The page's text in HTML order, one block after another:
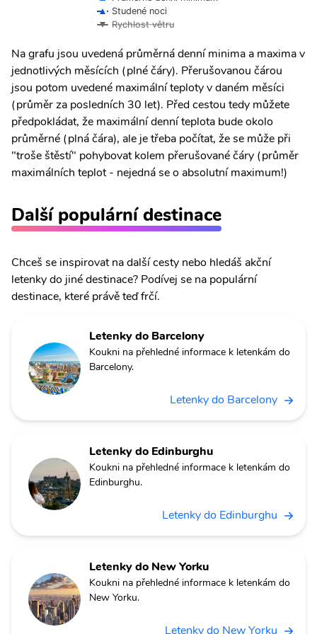
Studené noci
Rychlost větru
Na grafu jsou uvedená průměrná denní minima a maxima v
jednotlivých měsících (plné čáry). Přerušovanou čárou
jsou potom uvedené maximální teploty v daném měsíci
(průměr za posledních 30 let). Před cestou tedy můžete
předpokládat, že maximální denní teplota bude okolo
průměrné (plná čára), ale je třeba počítat, že se může při
"troše štěstí" pohybovat kolem přerušované čáry (průměr
maximálních teplot - nejedná se o absolutní maximum!)
Další populární destinace
Chceš se inspirovat na další cesty nebo hledáš akční
letenky do jiné destinace? Podívej se na populární
destinace, které právě teď frčí.
Letenky do Barcelony
Koukni na přehledné informace k letenkám do
Barcelony.
Letenky do Barcelony
Letenky do Edinburghu
Koukni na přehledné informace k letenkám do
Edinburghu.
Letenky do Edinburghu
Letenky do New Yorku
Koukni na přehledné informace k letenkám do
New Yorku.
Letenky do New Yorku